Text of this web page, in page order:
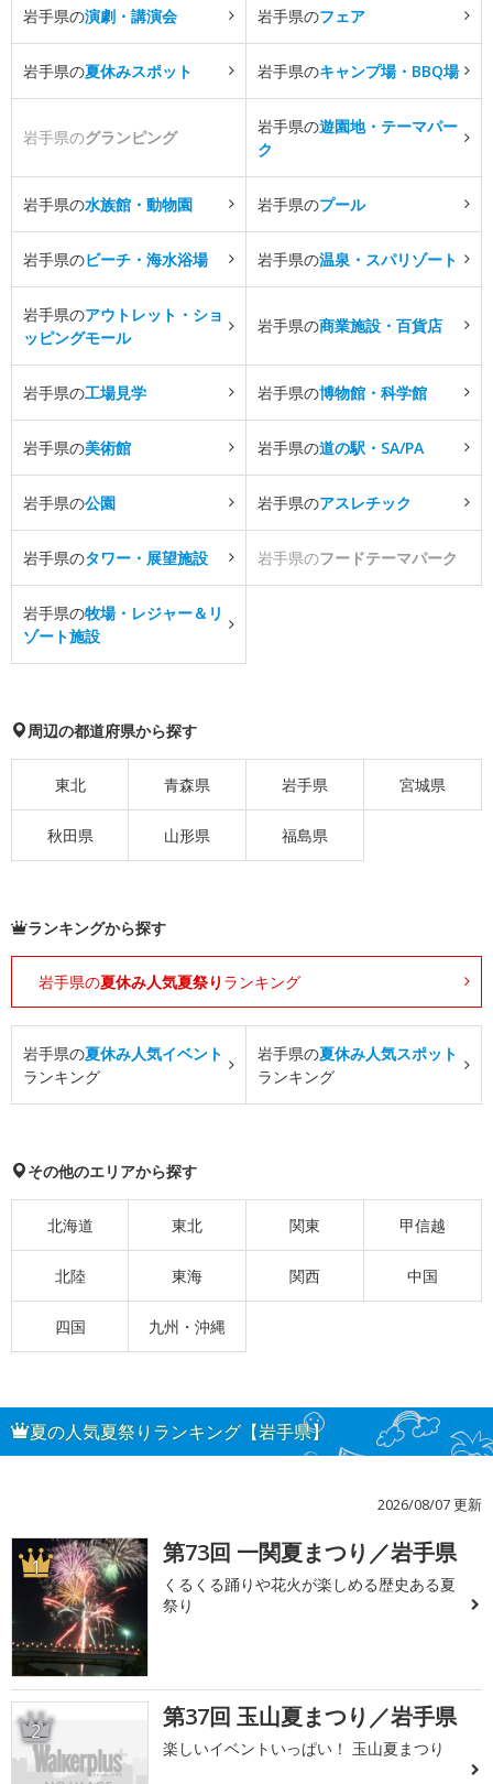
岩手県の演劇・講演会 岩手県のフェア
岩手県の夏休みスポット 岩手県のキャンプ場・BBQ場
岩手県のグランピング
岩手県の遊園地・テーマパー
ク
岩手県の水族館・動物園 岩手県のプール
岩手県のビーチ・海水浴場 岩手県の温泉・スパリゾート
岩手県のアウトレット・ショ
ッピングモール
岩手県の商業施設・百貨店
岩手県の工場見学 岩手県の博物館・科学館
岩手県の美術館 岩手県の道の駅・SA/PA
岩手県の公園 岩手県のアスレチック
岩手県のタワー・展望施設 岩手県のフードテーマパーク
岩手県の牧場・レジャー＆リ
ゾート施設
周辺の都道府県から探す
東北 青森県 岩手県 宮城県
秋田県 山形県 福島県
ランキングから探す
岩手県の夏休み人気夏祭り ランキング
岩手県の夏休み人気イベント
ランキング
岩手県の夏休み人気スポット
ランキング
その他のエリアから探す
北海道 東北 関東 甲信越
北陸 東海 関西 中国
四国 九州・沖縄
夏の人気夏祭りランキング【岩手県】
2026/08/07 更新
1 第73回 一関夏まつり／岩手県
くるくる踊りや花火が楽しめる歴史ある夏
祭り
2 第37回 玉山夏まつり／岩手県
楽しいイベントいっぱい！ 玉山夏まつり